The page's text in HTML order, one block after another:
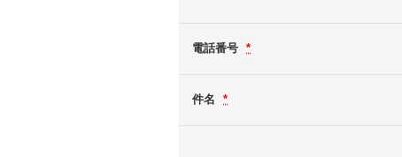
電話番号 *
件名 *